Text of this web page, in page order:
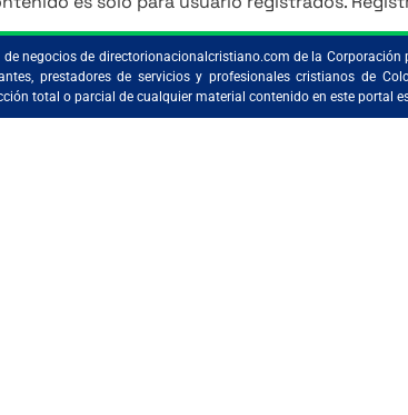
de negocios de directorionacionalcristiano.com de la
prestadores de servicios y profesionales cristianos de
total o parcial de cualquier material contenido en este portal